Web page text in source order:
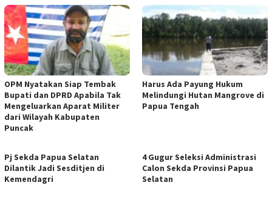
OPM Nyatakan Siap Tembak
Bupati dan DPRD Apabila Tak
Mengeluarkan Aparat Militer
dari Wilayah Kabupaten
Puncak
Harus Ada Payung Hukum
Melindungi Hutan Mangrove di
Papua Tengah
Pj Sekda Papua Selatan
Dilantik Jadi Sesditjen di
Kemendagri
4 Gugur Seleksi Administrasi
Calon Sekda Provinsi Papua
Selatan